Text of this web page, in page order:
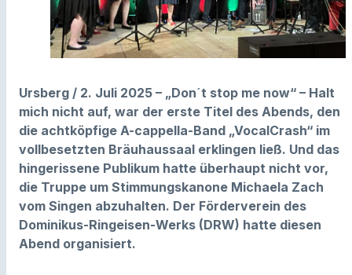
Ursberg / 2. Juli 2025 – „Don´t stop me now“ – Halt
mich nicht auf, war der erste Titel des Abends, den
die achtköpfige A-cappella-Band „VocalCrash“ im
vollbesetzten Bräuhaussaal erklingen ließ. Und das
hingerissene Publikum hatte überhaupt nicht vor,
die Truppe um Stimmungskanone Michaela Zach
vom Singen abzuhalten. Der Förderverein des
Dominikus-Ringeisen-Werks (DRW) hatte diesen
Abend organisiert.